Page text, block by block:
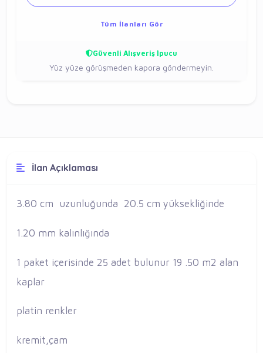
Tüm İlanları Gör
Güvenli Alışveriş İpucu
Yüz yüze görüşmeden kapora göndermeyin.
İlan Açıklaması
3.80 cm uzunluğunda 20.5 cm yüksekliğinde
1.20 mm kalınlığında
1 paket içerisinde 25 adet bulunur 19 .50 m2 alan
kaplar
platin renkler
kremit,çam